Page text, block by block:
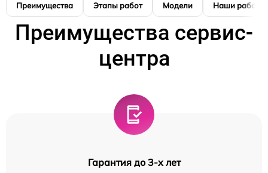
Преимущества Этапы работ Модели Наши работы
Преимущества сервис-
центра
Гарантия до 3-х лет